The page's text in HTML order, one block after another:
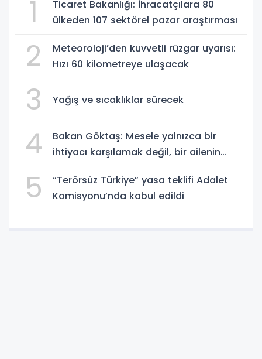
1
Ticaret Bakanlığı: İhracatçılara 80
ülkeden 107 sektörel pazar araştırması
2
Meteoroloji’den kuvvetli rüzgar uyarısı:
Hızı 60 kilometreye ulaşacak
3 Yağış ve sıcaklıklar sürecek
4
Bakan Göktaş: Mesele yalnızca bir
ihtiyacı karşılamak değil, bir ailenin
5
“Terörsüz Türkiye” yasa teklifi Adalet
Komisyonu’nda kabul edildi